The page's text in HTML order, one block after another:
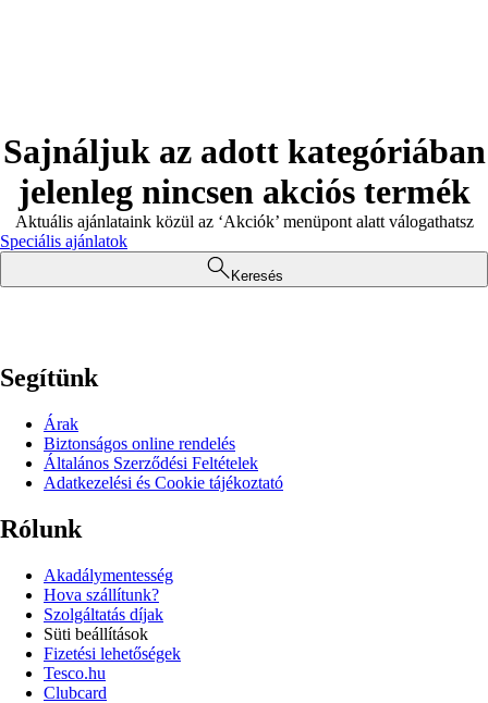
Sajnáljuk az adott kategóriában
jelenleg nincsen akciós termék
Aktuális ajánlataink közül az ‘Akciók’ menüpont alatt válogathatsz
Speciális ajánlatok
Keresés
Segítünk
Árak
Biztonságos online rendelés
Általános Szerződési Feltételek
Adatkezelési és Cookie tájékoztató
Rólunk
Akadálymentesség
Hova szállítunk?
Szolgáltatás díjak
Süti beállítások
Fizetési lehetőségek
Tesco.hu
Clubcard